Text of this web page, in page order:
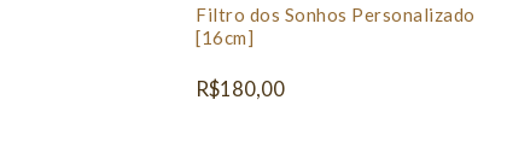
Filtro dos Sonhos Personalizado
[16cm]
R$180,00